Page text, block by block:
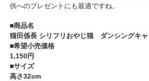
供へのプレゼントにも最適ですね。
■商品名
猫田係長 シリフリおやじ猫 ダンシングキャ
■希望小売価格
1,150円
■サイズ
高さ32cm